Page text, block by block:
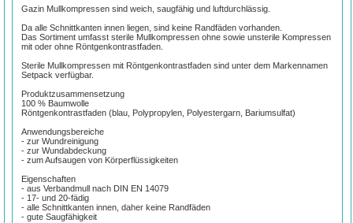
Gazin Mullkompressen sind weich, saugfähig und luftdurchlässig.
Da alle Schnittkanten innen liegen, sind keine Randfäden vorhanden.
Das Sortiment umfasst sterile Mullkompressen ohne sowie unsterile Kompressen
mit oder ohne Röntgenkontrastfaden.
Sterile Mullkompressen mit Röntgenkontrastfaden sind unter dem Markennamen
Setpack verfügbar.
Produktzusammensetzung
100 % Baumwolle
Röntgenkontrastfaden (blau, Polypropylen, Polyestergarn, Bariumsulfat)
Anwendungsbereiche
- zur Wundreinigung
- zur Wundabdeckung
- zum Aufsaugen von Körperflüssigkeiten
Eigenschaften
- aus Verbandmull nach DIN EN 14079
- 17- und 20-fädig
- alle Schnittkanten innen, daher keine Randfäden
- gute Saugfähigkeit